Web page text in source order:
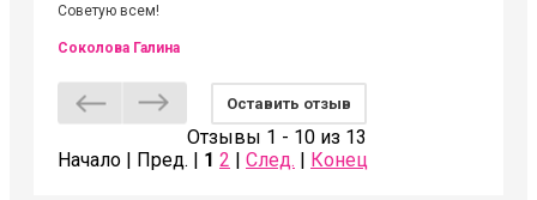
Советую всем!
Соколова Галина
Оставить отзыв
Отзывы 1 - 10 из 13
Начало | Пред. | 1 2 | След. | Конец